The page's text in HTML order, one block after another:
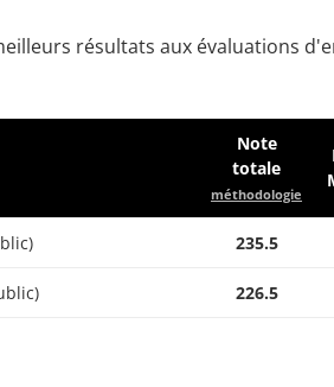
résultats aux évaluations
Note
totale
méthodologie
235.5
226.5